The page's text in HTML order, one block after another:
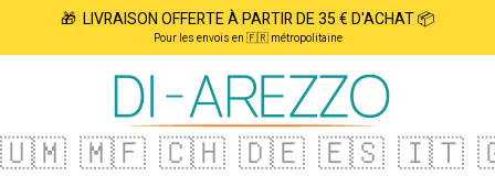
🎁 LIVRAISON OFFERTE À PARTIR DE 35 € D'ACHAT 📦
Pour les envois en 🇫🇷 métropolitaine
🇺🇲 🇲🇫 🇨🇭 🇩🇪 🇪🇸 🇮🇹